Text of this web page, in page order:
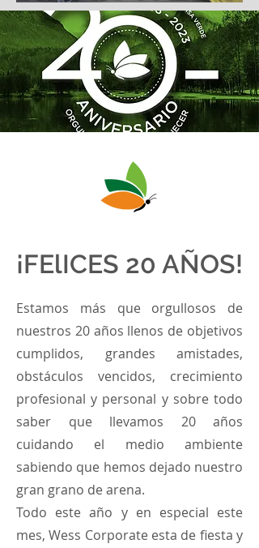
¡FElICES 20 AÑOS!
Estamos más que orgullosos de
nuestros 20 años llenos de objetivos
cumplidos, grandes amistades,
obstáculos vencidos, crecimiento
profesional y personal y sobre todo
saber que llevamos 20 años
cuidando el medio ambiente
sabiendo que hemos dejado nuestro
gran grano de arena.
Todo este año y en especial este
mes, Wess Corporate esta de fiesta y